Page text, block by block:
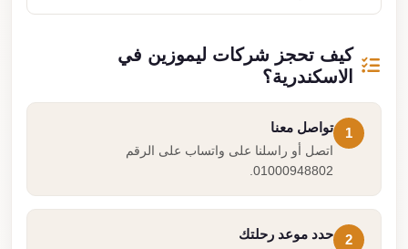
كيف تحجز شركات ليموزين في
الاسكندرية؟
1
تواصل معنا
اتصل أو راسلنا على واتساب على الرقم
01000948802.
2
حدد موعد رحلتك